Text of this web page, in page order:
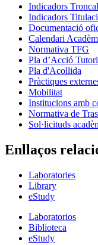
Indicadors
Indicadors
Documentació
Calendari
Normativa TFG
Pla d’Acció
Pla d'Acollida
Pràctiques
Mobilitat
Institucions amb
Normativa de
Sol·licituds
Enllaços
Laboratories
Library
eStudy
Laboratorios
Biblioteca
eStudy